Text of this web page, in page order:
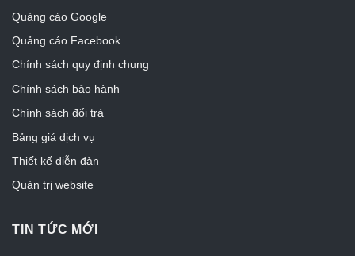
Quảng cáo Google
Quảng cáo Facebook
Chính sách quy định chung
Chính sách bảo hành
Chính sách đổi trả
Bảng giá dịch vụ
Thiết kế diễn đàn
Quản trị website
TIN TỨC MỚI